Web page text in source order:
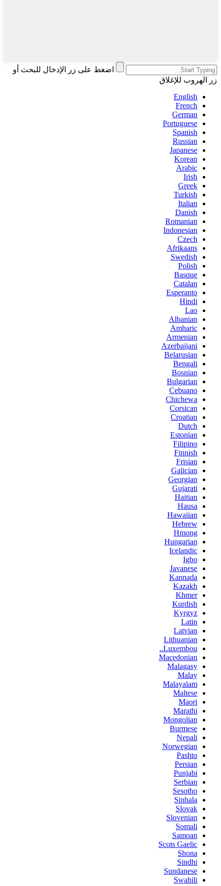
اضغط على زر الإدخال للبحث أو
زر الهروب للإغلاق
English
French
German
Portuguese
Spanish
Russian
Japanese
Korean
Arabic
Irish
Greek
Turkish
Italian
Danish
Romanian
Indonesian
Czech
Afrikaans
Swedish
Polish
Basque
Catalan
Esperanto
Hindi
Lao
Albanian
Amharic
Armenian
Azerbaijani
Belarusian
Bengali
Bosnian
Bulgarian
Cebuano
Chichewa
Corsican
Croatian
Dutch
Estonian
Filipino
Finnish
Frisian
Galician
Georgian
Gujarati
Haitian
Hausa
Hawaiian
Hebrew
Hmong
Hungarian
Icelandic
Igbo
Javanese
Kannada
Kazakh
Khmer
Kurdish
Kyrgyz
Latin
Latvian
Lithuanian
Luxembou..
Macedonian
Malagasy
Malay
Malayalam
Maltese
Maori
Marathi
Mongolian
Burmese
Nepali
Norwegian
Pashto
Persian
Punjabi
Serbian
Sesotho
Sinhala
Slovak
Slovenian
Somali
Samoan
Scots Gaelic
Shona
Sindhi
Sundanese
Swahili